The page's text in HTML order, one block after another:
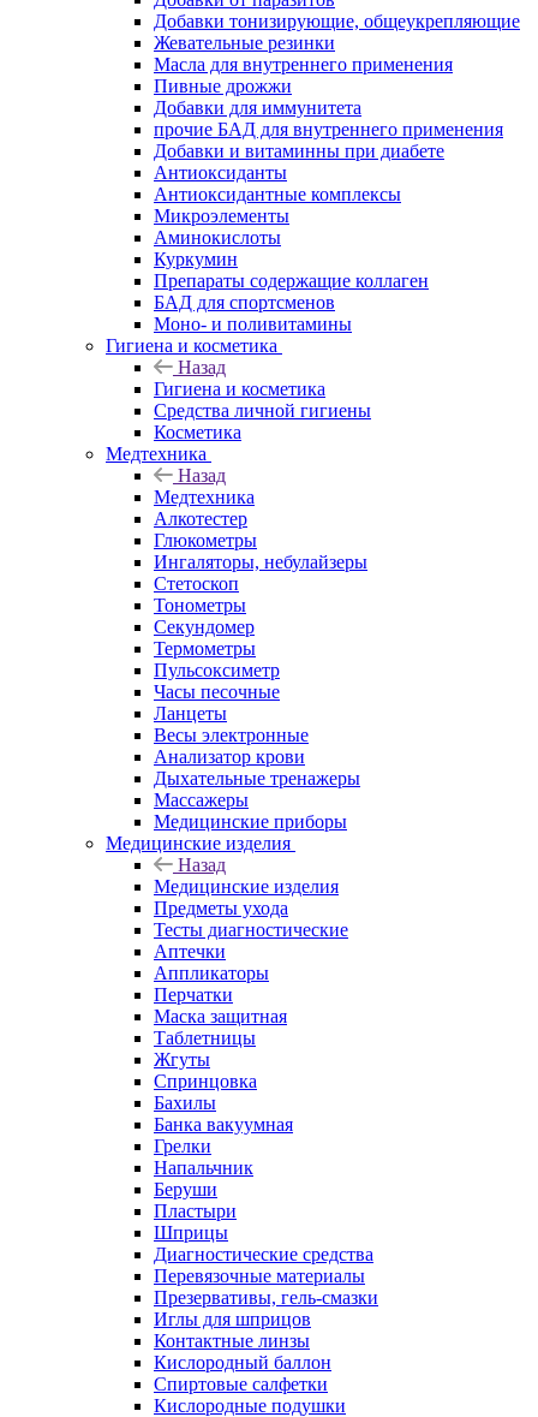
Добавки тонизирующие, общеукрепляющие
Жевательные резинки
Масла для внутреннего применения
Пивные дрожжи
Добавки для иммунитета
прочие БАД для внутреннего применения
Добавки и витаминны при диабете
Антиоксиданты
Антиоксидантные комплексы
Микроэлементы
Аминокислоты
Куркумин
Препараты содержащие коллаген
БАД для спортсменов
Моно- и поливитамины
Гигиена и косметика
Назад
Гигиена и косметика
Средства личной гигиены
Косметика
Медтехника
Назад
Медтехника
Алкотестер
Глюкометры
Ингаляторы, небулайзеры
Стетоскоп
Тонометры
Секундомер
Термометры
Пульсоксиметр
Часы песочные
Ланцеты
Весы электронные
Анализатор крови
Дыхательные тренажеры
Массажеры
Медицинские приборы
Медицинские изделия
Назад
Медицинские изделия
Предметы ухода
Тесты диагностические
Аптечки
Аппликаторы
Перчатки
Маска защитная
Таблетницы
Жгуты
Спринцовка
Бахилы
Банка вакуумная
Грелки
Напальчник
Беруши
Пластыри
Шприцы
Диагностические средства
Перевязочные материалы
Презервативы, гель-смазки
Иглы для шприцов
Контактные линзы
Кислородный баллон
Спиртовые салфетки
Кислородные подушки